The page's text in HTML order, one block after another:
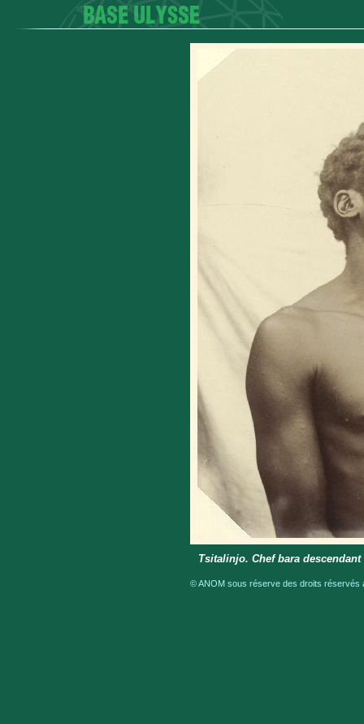
Tsitalinjo. Chef bara
© ANOM sous réserve des droits réservés